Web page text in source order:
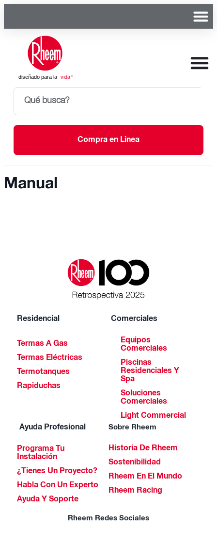
Compra en Linea
Manual
Residencial
Termas A Gas
Termas Eléctricas
Termotanques
Rapiduchas
Comerciales
Equipos
Comerciales
Piscinas
Residenciales Y
Spa
Soluciones
Comerciales
Light Commercial
Ayuda Profesional
Programa Tu
Instalación
¿Tienes Un Proyecto?
Habla Con Un Experto
Ayuda Y Soporte
Sobre Rheem
Historia De Rheem
Sostenibilidad
Rheem En El Mundo
Rheem Racing
Rheem Redes Sociales